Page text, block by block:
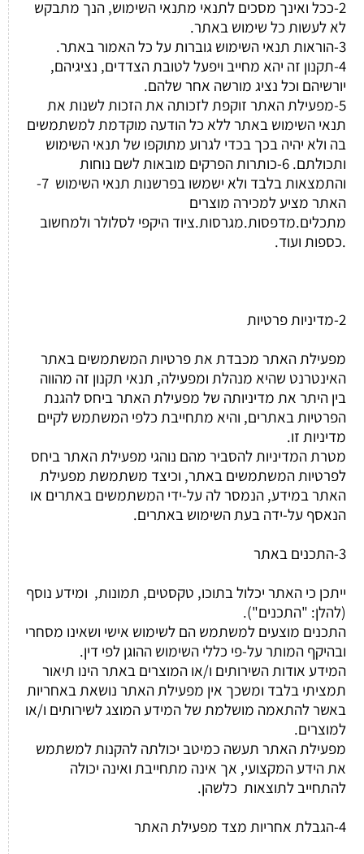
2-ככל ואינך מסכים לתנאי מתנאי השימוש, הנך מתבקש
לא לעשות כל שימוש באתר.
3-הוראות תנאי השימוש גוברות על כל האמור באתר.
4-תקנון זה יהא מחייב ויפעל לטובת הצדדים, נציגיהם,
יורשיהם וכל נציג מורשה אחר שלהם.
5-מפעילת האתר זוקפת לזכותה את הזכות לשנות את
תנאי השימוש באתר ללא כל הודעה מוקדמת למשתמשים
בה ולא יהיה בכך בכדי לגרוע מתוקפו של תנאי השימוש
ותכולתם. 6-כותרות הפרקים מובאות לשם נוחות
והתמצאות בלבד ולא ישמשו בפרשנות תנאי השימוש 7-
האתר מציע למכירה מוצרים
מתכלים.מדפסות.מגרסות.ציוד היקפי לסלולר ולמחשוב
.כספות ועוד.
2-מדיניות פרטיות
מפעילת האתר מכבדת את פרטיות המשתמשים באתר
האינטרנט שהיא מנהלת ומפעילה, תנאי תקנון זה מהווה
בין היתר את מדיניותה של מפעילת האתר ביחס להגנת
הפרטיות באתרים, והיא מתחייבת כלפי המשתמש לקיים
מדיניות זו.
מטרת המדיניות להסביר מהם נוהגי מפעילת האתר ביחס
לפרטיות המשתמשים באתר, וכיצד משתמשת מפעילת
האתר במידע, הנמסר לה על-ידי המשתמשים באתרים או
הנאסף על-ידה בעת השימוש באתרים.
3-התכנים באתר
ייתכן כי האתר יכלול בתוכו, טקסטים, תמונות, ומידע נוסף
(להלן: "התכנים").
התכנים מוצעים למשתמש הם לשימוש אישי ושאינו מסחרי
ובהיקף המותר על-פי כללי השימוש ההוגן לפי דין.
המידע אודות השירותים ו/או המוצרים באתר הינו תיאור
תמציתי בלבד ומשכך אין מפעילת האתר נושאת באחריות
באשר להתאמה מושלמת של המידע המוצג לשירותים ו/או
למוצרים.
מפעילת האתר תעשה כמיטב יכולתה להקנות למשתמש
את הידע המקצועי, אך אינה מתחייבת ואינה יכולה
להתחייב לתוצאות כלשהן.
4-הגבלת אחריות מצד מפעילת האתר